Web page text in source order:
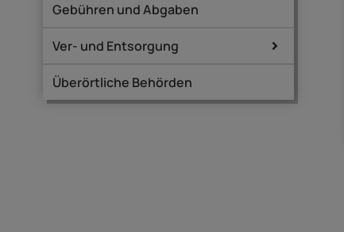
Gebühren und Abgaben
Ver- und Entsorgung
Überörtliche Behörden